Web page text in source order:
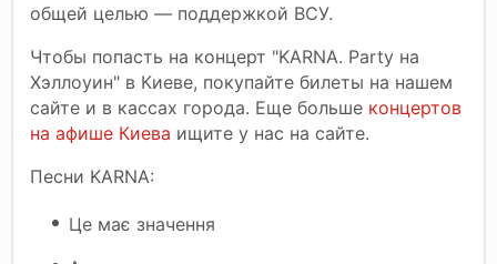
общей целью — поддержкой ВСУ.
Чтобы попасть на концерт "KARNA. Party на
Хэллоуин" в Киеве, покупайте билеты на нашем
сайте и в кассах города. Еще больше концертов
на афише Киева ищите у нас на сайте.
Песни KARNA:
Це має значення